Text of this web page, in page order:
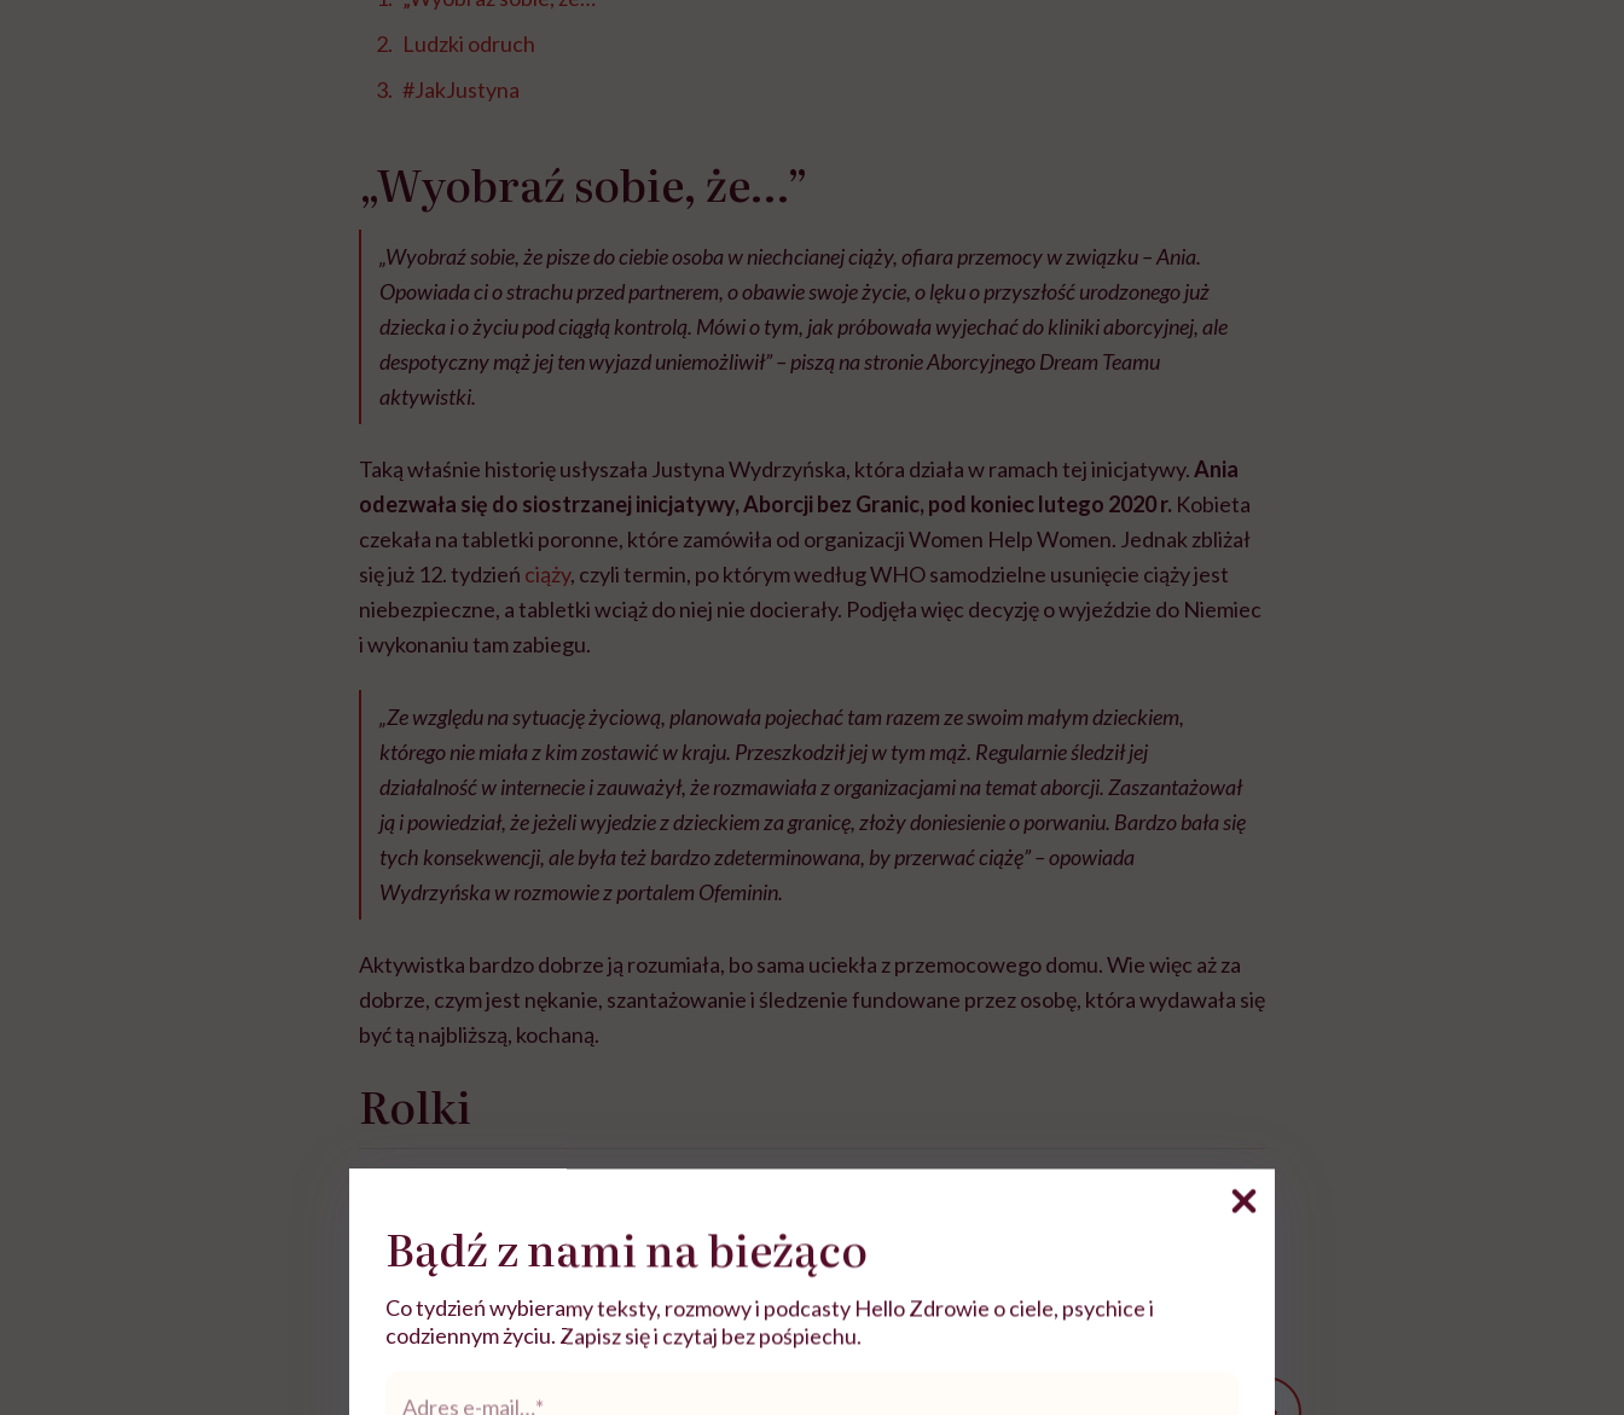
Ludzki odruch
#JakJustyna
„Wyobraź sobie, że…”
„Wyobraź sobie, że pisze do ciebie osoba w niechcianej ciąży, ofiara przemocy w związku – Ania.
Opowiada ci o strachu przed partnerem, o obawie swoje życie, o lęku o przyszłość urodzonego już
dziecka i o życiu pod ciągłą kontrolą. Mówi o tym, jak próbowała wyjechać do kliniki aborcyjnej, ale
despotyczny mąż jej ten wyjazd uniemożliwił” – piszą na stronie Aborcyjnego Dream Teamu
aktywistki.
Taką właśnie historię usłyszała Justyna Wydrzyńska, która działa w ramach tej inicjatywy.Ania
odezwała się do siostrzanej inicjatywy, Aborcji bez Granic, pod koniec lutego 2020 r. Kobieta
czekała na tabletki poronne, które zamówiła od organizacji Women Help Women. Jednak zbliżał
się już 12. tydzień ciąży, czyli termin, po którym według WHO samodzielne usunięcie ciąży jest
niebezpieczne, a tabletki wciąż do niej nie docierały. Podjęła więc decyzję o wyjeździe do Niemiec
i wykonaniu tam zabiegu.
„Ze względu na sytuację życiową, planowała pojechać tam razem ze swoim małym dzieckiem,
którego nie miała z kim zostawić w kraju. Przeszkodził jej w tym mąż. Regularnie śledził jej
działalność w internecie i zauważył, że rozmawiała z organizacjami na temat aborcji. Zaszantażował
ją i powiedział, że jeżeli wyjedzie z dzieckiem za granicę, złoży doniesienie o porwaniu. Bardzo bała się
tych konsekwencji, ale była też bardzo zdeterminowana, by przerwać ciążę” – opowiada
Wydrzyńska w rozmowie z portalem Ofeminin.
Aktywistka bardzo dobrze ją rozumiała, bo sama uciekła z przemocowego domu. Wie więc aż za
dobrze, czym jest nękanie, szantażowanie i śledzenie fundowane przez osobę, która wydawała się
być tą najbliższą, kochaną.
Rolki
Bądź z nami na bieżąco
Co tydzień wybieramy teksty, rozmowy i podcasty Hello Zdrowie o ciele, psychice i
codziennym życiu. Zapisz się i czytaj bez pośpiechu.